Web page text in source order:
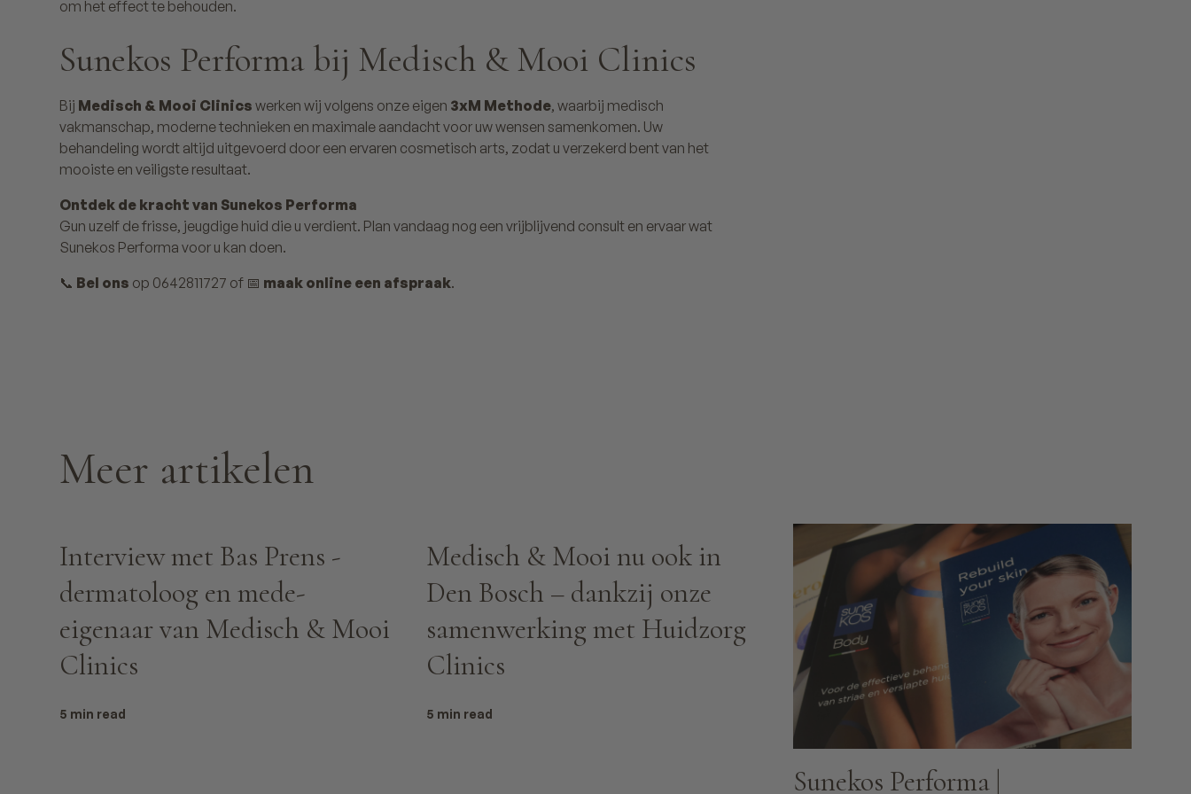
om het effect te behouden.
Sunekos Performa bij Medisch & Mooi Clinics
Bij Medisch & Mooi Clinics werken wij volgens onze eigen 3xM Methode, waarbij medisch
vakmanschap, moderne technieken en maximale aandacht voor uw wensen samenkomen. Uw
behandeling wordt altijd uitgevoerd door een ervaren cosmetisch arts, zodat u verzekerd bent van het
mooiste en veiligste resultaat.
Ontdek de kracht van Sunekos Performa
Gun uzelf de frisse, jeugdige huid die u verdient. Plan vandaag nog een vrijblijvend consult en ervaar wat
Sunekos Performa voor u kan doen.
📞 Bel ons op 0642811727 of 📅 maak online een afspraak.
Meer artikelen
Interview met Bas Prens -
dermatoloog en mede-
eigenaar van Medisch & Mooi
Clinics
5 min read
Medisch & Mooi nu ook in
Den Bosch – dankzij onze
samenwerking met Huidzorg
Clinics
5 min read
Sunekos Performa |